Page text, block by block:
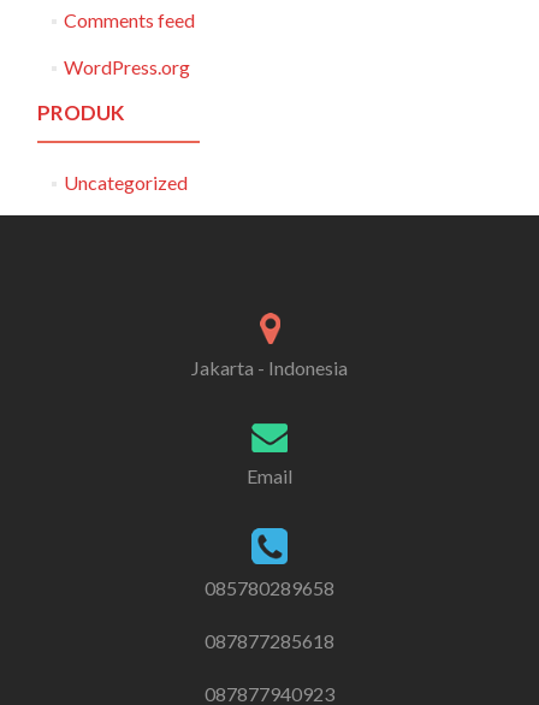
Comments feed
WordPress.org
PRODUK
Uncategorized
Jakarta - Indonesia
Email
085780289658
087877285618
087877940923